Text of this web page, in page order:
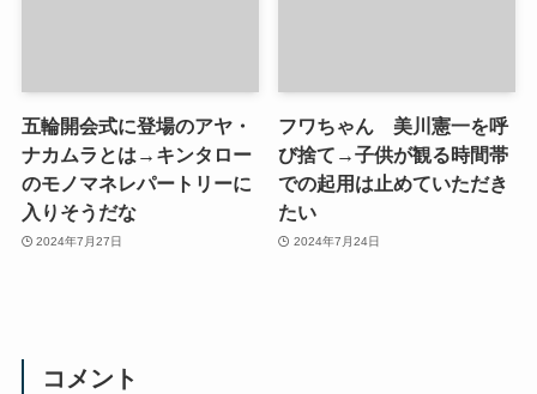
五輪開会式に登場のアヤ・
ナカムラとは→キンタロー
のモノマネレパートリーに
入りそうだな
2024年7月27日
フワちゃん 美川憲一を呼
び捨て→子供が観る時間帯
での起用は止めていただき
たい
2024年7月24日
コメント